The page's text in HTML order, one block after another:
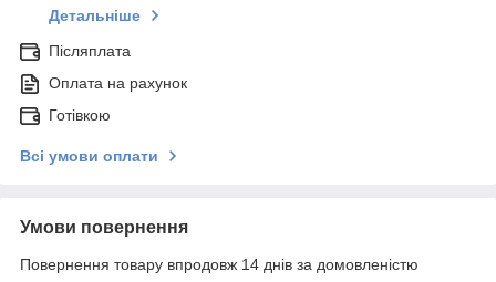
Детальніше
Післяплата
Оплата на рахунок
Готівкою
Всі умови оплати
Умови повернення
Повернення товару впродовж 14 днів за домовленістю